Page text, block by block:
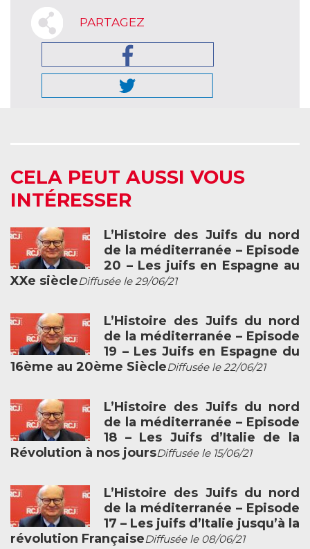
PARTAGEZ
CELA PEUT AUSSI VOUS
INTÉRESSER
L’Histoire des Juifs du nord
de la méditerranée – Episode
20 – Les juifs en Espagne au
XXe siècleDiffusée le 29/06/21
L’Histoire des Juifs du nord
de la méditerranée – Episode
19 – Les Juifs en Espagne du
16ème au 20ème SiècleDiffusée le 22/06/21
L’Histoire des Juifs du nord
de la méditerranée – Episode
18 – Les Juifs d’Italie de la
Révolution à nos joursDiffusée le 15/06/21
L’Histoire des Juifs du nord
de la méditerranée – Episode
17 – Les juifs d’Italie jusqu’à la
révolution FrançaiseDiffusée le 08/06/21